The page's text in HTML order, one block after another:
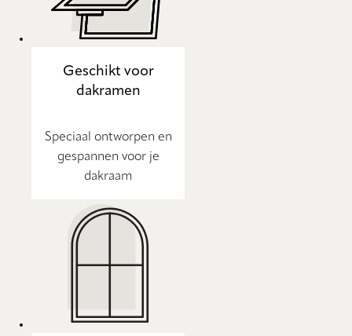
Geschikt voor
dakramen
Speciaal ontworpen en
gespannen voor je
dakraam